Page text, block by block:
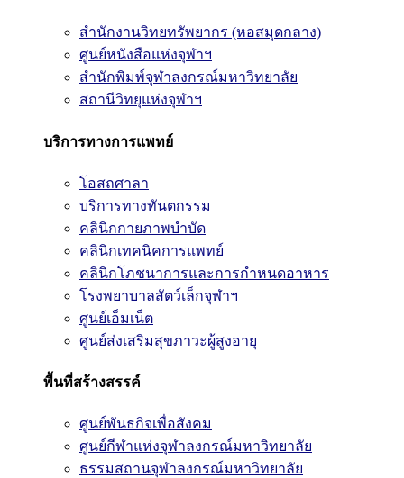
สำนักงานวิทยทรัพยากร (หอสมุดกลาง)
ศูนย์หนังสือแห่งจุฬาฯ
สำนักพิมพ์จุฬาลงกรณ์มหาวิทยาลัย
สถานีวิทยุแห่งจุฬาฯ
บริการทางการแพทย์
โอสถศาลา
บริการทางทันตกรรม
คลินิกกายภาพบำบัด
คลินิกเทคนิคการแพทย์
คลินิกโภชนาการและการกำหนดอาหาร
โรงพยาบาลสัตว์เล็กจุฬาฯ
ศูนย์เอ็มเน็ต
ศูนย์ส่งเสริมสุขภาวะผู้สูงอายุ
พื้นที่สร้างสรรค์
ศูนย์พันธกิจเพื่อสังคม
ศูนย์กีฬาแห่งจุฬาลงกรณ์มหาวิทยาลัย
ธรรมสถานจุฬาลงกรณ์มหาวิทยาลัย